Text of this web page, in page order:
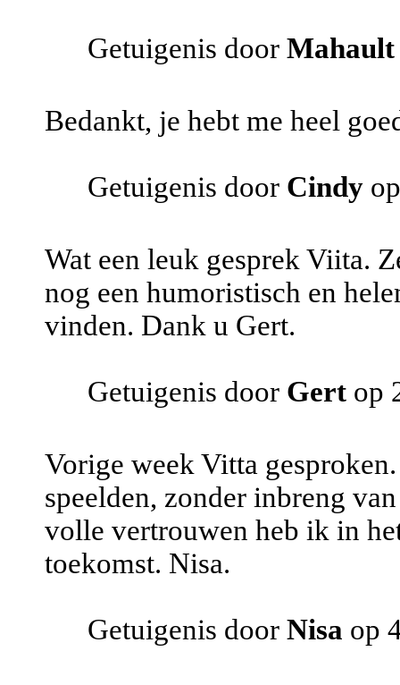
Getuigenis door Mahault
Bedankt, je hebt me heel
Getuigenis door Cindy
Wat een leuk gesprek Viita.
nog een humoristisch en
vinden. Dank u Gert.
Getuigenis door Gert op
Vorige week Vitta
speelden, zonder inbreng
volle vertrouwen heb ik in
toekomst. Nisa.
Getuigenis door Nisa op